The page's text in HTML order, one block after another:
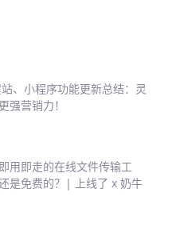
、小程序功能更新总结：灵
强营销力！
用即走的在线文件传输工
是免费的？| 上线了 x 奶牛